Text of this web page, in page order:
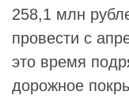
258,1 млн
провести с
это время
дорожное